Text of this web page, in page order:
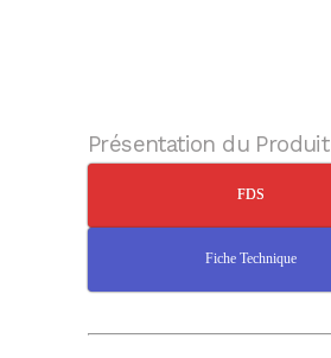
Présentation du Produit
FDS
Fiche Technique